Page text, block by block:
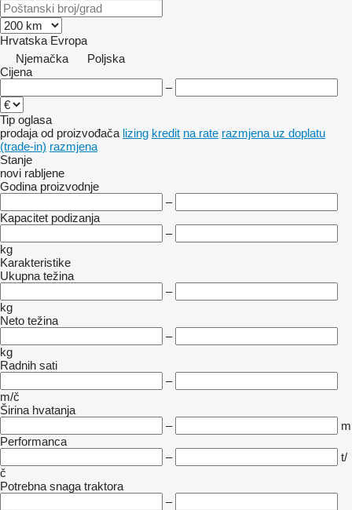
Hrvatska Evropa
Njemačka
Poljska
Cijena
–
Tip oglasa
prodaja od proizvođača lizing kredit na rate razmjena uz doplatu
(trade-in) razmjena
Stanje
novi rabljene
Godina proizvodnje
–
Kapacitet podizanja
–
kg
Karakteristike
Ukupna težina
–
kg
Neto težina
–
kg
Radnih sati
–
m/č
Širina hvatanja
–
m
Performanca
–
t/
č
Potrebna snaga traktora
–